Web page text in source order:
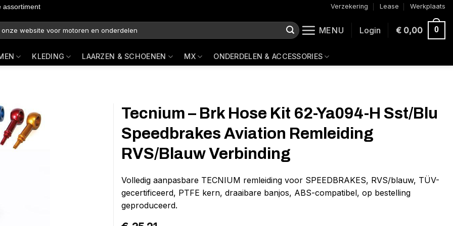
assortiment Verzekering Lease Werkplaats
MENU Login €0,00 0
KLEDING LAARZEN & SCHOENEN MX ONDERDELEN & ACCESSORIES
Tecnium – Brk Hose Kit 62-Ya094-H Sst/Blu
Speedbrakes Aviation Remleiding
RVS/Blauw Verbinding
Volledig aanpasbare TECNIUM remleiding voor SPEEDBRAKES, RVS/blauw, TÜV-
gecertificeerd, PTFE kern, draaibare banjos, ABS-compatibel, op bestelling
geproduceerd.